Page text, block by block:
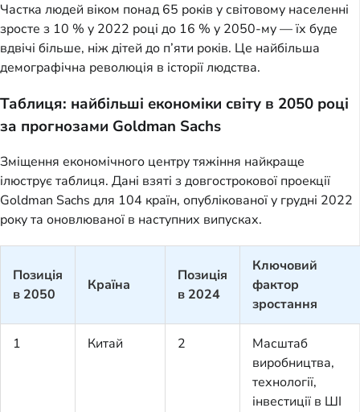
Частка людей віком понад 65 років у світовому населенні
зросте з 10 % у 2022 році до 16 % у 2050-му — їх буде
вдвічі більше, ніж дітей до п’яти років. Це найбільша
демографічна революція в історії людства.
Таблиця: найбільші економіки світу в 2050 році
за прогнозами Goldman Sachs
Зміщення економічного центру тяжіння найкраще
ілюструє таблиця. Дані взяті з довгострокової проекції
Goldman Sachs для 104 країн, опублікованої у грудні 2022
року та оновлюваної в наступних випусках.
Позиція
в 2050
Країна
Позиція
в 2024
Ключовий
фактор
зростання
1 Китай 2
Масштаб
виробництва,
технології,
інвестиції в ШІ